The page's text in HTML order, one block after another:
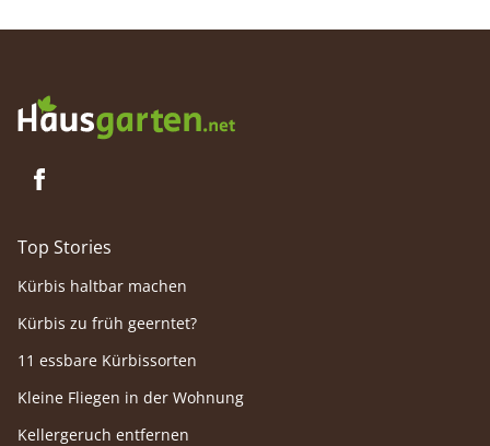
Top Stories
Kürbis haltbar machen
Kürbis zu früh geerntet?
11 essbare Kürbissorten
Kleine Fliegen in der Wohnung
Kellergeruch entfernen